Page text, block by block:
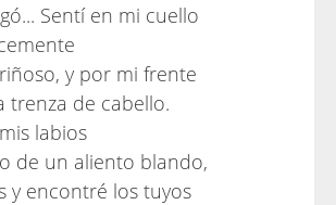
Sentí en mi cuello
y por mi frente
trenza de cabello.
labios
de un aliento blando,
y encontré los tuyos